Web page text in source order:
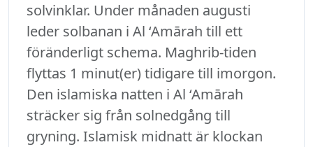
solvinklar. Under månaden augusti
leder solbanan i Al ‘Amārah till ett
föränderligt schema. Maghrib-tiden
flyttas 1 minut(er) tidigare till imorgon.
Den islamiska natten i Al ‘Amārah
sträcker sig från solnedgång till
gryning. Islamisk midnatt är klockan